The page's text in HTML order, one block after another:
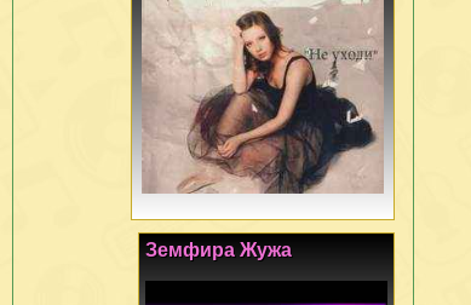
Земфира Жужа